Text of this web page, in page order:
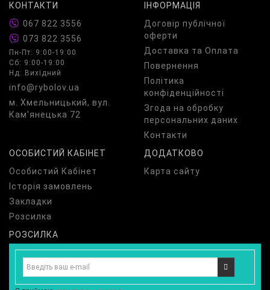
КОНТАКТИ
067 822 3556
073 822 3556
Пн-Пт: 9:00-19:00
Сб: 9:00-19:00
Нд: Вихідний
info@rybolov.ua
м. Хмельницький, вул.
Кам'янецька 72
ІНФОРМАЦІЯ
Договір публічної
оферти
Доставка та Оплата
Повернення
Політика
конфіденційності
Згода на обробку
персональних даних
Контакти
ОСОБИСТИЙ КАБІНЕТ
Особистий Кабінет
Історія замовлень
Закладки
Розсилка
ДОДАТКОВО
Карта сайту
РОЗСИЛКА